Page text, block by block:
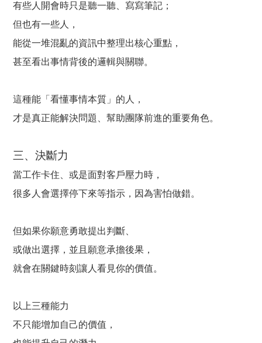
有些人開會時只是聽一聽、寫寫筆記；
但也有一些人，
能從一堆混亂的資訊中整理出核心重點，
甚至看出事情背後的邏輯與關聯。
這種能「看懂事情本質」的人，
才是真正能解決問題、幫助團隊前進的重要角色。
三、決斷力
當工作卡住、或是面對客戶壓力時，
很多人會選擇停下來等指示，因為害怕做錯。
但如果你願意勇敢提出判斷、
或做出選擇，並且願意承擔後果，
就會在關鍵時刻讓人看見你的價值。
以上三種能力
不只能增加自己的價值，